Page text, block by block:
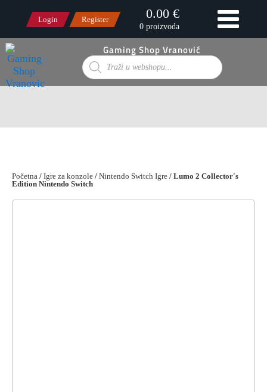
Login Register 0.00 €
0 proizvoda
Gaming Shop Vranović
Products
search
Početna / Igre za konzole / Nintendo Switch Igre / Lumo 2 Collector's
Edition Nintendo Switch